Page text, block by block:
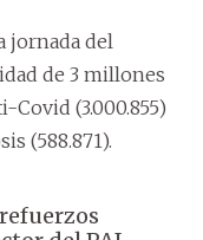
jornada del
de 3 millones
Covid (3.000.855)
(588.871).